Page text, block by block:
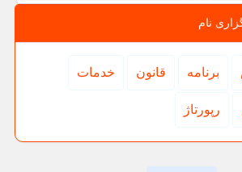
نام
برنامه قانون خدمات
رپورتاژ